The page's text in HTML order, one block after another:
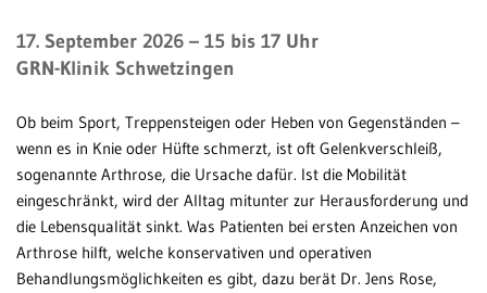
Medizinische
Themenseiten
Veranstaltungen
Patientenportal
Karriere
Barrierefreiheit
17. September 2026 – 15 bis 17 Uhr
GRN-Klinik Schwetzingen
Ob beim Sport, Treppensteigen oder Heben von Gegenständen –
wenn es in Knie oder Hüfte schmerzt, ist oft Gelenkverschleiß,
sogenannte Arthrose, die Ursache dafür. Ist die Mobilität
eingeschränkt, wird der Alltag mitunter zur Herausforderung und
die Lebensqualität sinkt. Was Patienten bei ersten Anzeichen von
Arthrose hilft, welche konservativen und operativen
Behandlungsmöglichkeiten es gibt, dazu berät Dr. Jens Rose,